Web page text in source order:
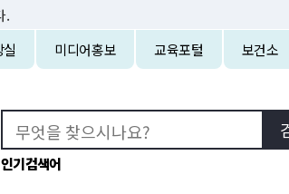
.
미디어홍보 교육포털 보건소
인기검색어